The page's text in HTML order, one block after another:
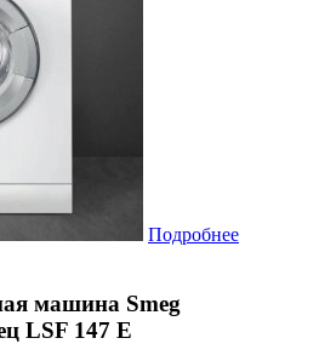
Подробнее
машина Smeg
LSF 147 E